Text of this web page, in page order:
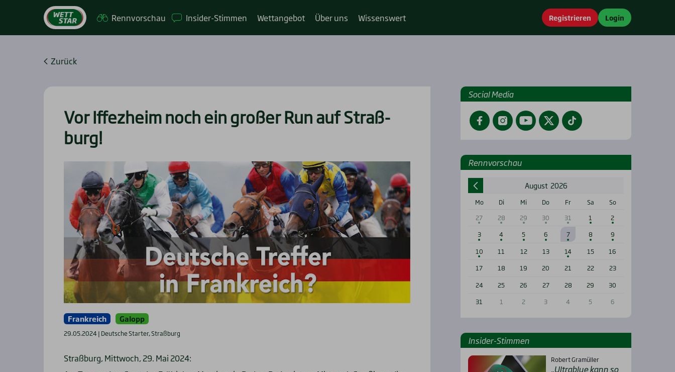
Renn­vor­schau Insi­­der-Stim­­men Wett­an­ge­bot Über uns Wis­sens­wert Registrieren Login
Zurück
Vor Iffez­heim noch ein gro­ßer Run auf Straß­
burg!
Frankreich Galopp
29.05.2024 | Deutsche Starter, Straßburg
Straßburg, Mittwoch, 29. Mai 2024:
Social Media
FacebookInstagramYouTubeTwitterTikTok
Renn­vor­schau
August 2026
Mo Di Mi Do Fr Sa
So
27
28 29 30 31 1
2
3
4 5 6 7 8
9
10
11 12 13 14 15
16
17
18 19 20 21 22
23
24
25 26 27 28 29
30
31
1 2 3 4 5 6
Insi­der-Stim­men
Robert Gramüller
„Ultra­b­lue kann so